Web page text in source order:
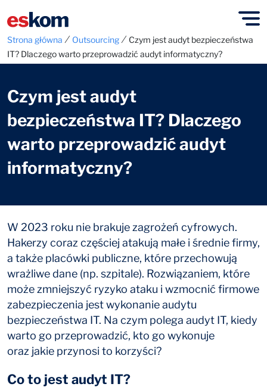
Strona główna ⁄ Outsourcing⁄ Czym jest audyt bezpieczeństwa
IT? Dlaczego warto przeprowadzić audyt informatyczny?
Czym jest audyt
bezpieczeństwa IT? Dlaczego
warto przeprowadzić audyt
informatyczny?
W 2023 roku nie brakuje zagrożeń cyfrowych.
Hakerzy coraz częściej atakują małe i średnie firmy,
a także placówki publiczne, które przechowują
wrażliwe dane (np. szpitale). Rozwiązaniem, które
może zmniejszyć ryzyko ataku i wzmocnić firmowe
zabezpieczenia jest wykonanie audytu
bezpieczeństwa IT. Na czym polega audyt IT, kiedy
warto go przeprowadzić, kto go wykonuje
oraz jakie przynosi to korzyści?
Co to jest audyt IT?